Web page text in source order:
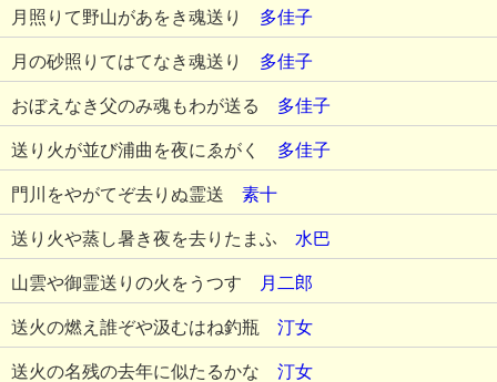
月照りて野山があをき魂送り 多佳子
月の砂照りてはてなき魂送り 多佳子
おぼえなき父のみ魂もわが送る 多佳子
送り火が並び浦曲を夜にゑがく 多佳子
門川をやがてぞ去りぬ霊送 素十
送り火や蒸し暑き夜を去りたまふ 水巴
山雲や御霊送りの火をうつす 月二郎
送火の燃え誰ぞや汲むはね釣瓶 汀女
送火の名残の去年に似たるかな 汀女